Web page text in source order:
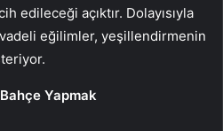
edileceği açıktır. Dolayısıyla
eğilimler, yeşillendirmenin
Yapmak